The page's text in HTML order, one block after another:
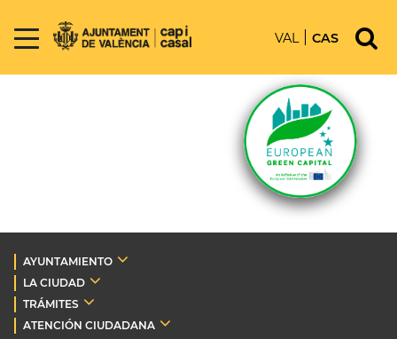
VAL CAS
AYUNTAMIENTO
LA CIUDAD
TRÁMITES
ATENCIÓN CIUDADANA